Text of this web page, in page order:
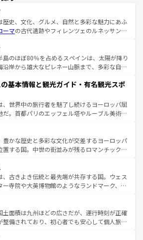
歴史、文化、グルメ、自然と多彩な魅力にあふ
ーマの古代遺跡やフィレンツェのルネッサンス
カーナの美しい田園風景やアマルフィ海岸の絶
然景観も見逃せない。観光の合間には、本場の
タなど、絶品のイタリア料理を堪能することも
るイタリアで、忘れられない旅をしてみよう！
のイタリア情報は
島のほぼ80％を占めるスペインは、太陽が降り
沿岸から雄大なピレネー山脈まで、多彩な自然
くこの国では、情熱的なフラメンコ、熱気あふ
そして美味しいタパスが生活の一部となってい
ドリードの洗練された雰囲気や、バルセロナの
れた街角から、地方では古代ローマ遺跡や中世
によって風土や気候が異なるスペインはその個
性で訪れる人を魅了する。 なお、新着のスペイン情報は コ
覧を参照してほしい。
基本情報と観光ガイド・有名観光スポ
、世界中の旅行者を魅了し続けるヨーロッパ屈
だ。首都パリのエッフェル塔やルーブル美術館
魅力が詰まっている。華麗な宮殿、歴史的な大
いビーチ、そして豊かな自然が、訪れる者を心
る。また、フランスは美食の国としても知ら
ンパンの発祥地であるランス、プロヴァンスの
ベンダー畑など、多彩な楽しみ方が可能だ。さ
以外の地域にも魅力が溢れており、どの街角に
足を運ぶとそれぞれで全く異なる文化を体験で
きるだろう。 なお、新着のフランス情報はコンテンツ一覧
ほしい。
豊かな歴史と多彩な文化が交差するヨーロッパ
置する国。中世の街並みが残るロマンチック街
の国は、どこを歩いても飽きることがない。ベ
化的活気、バイエルン州のアルプスの絶景、そ
川沿いのワイン畑といった風景は必見。ビール
人にはぜひ体験してほしい。 なお、新着の
はコンテンツ一覧を参照してほしい。
、古きよき伝統と最先端が共存する国。ウェス
ー寺院や大英博物館のようなランドマーク、歴
異なる魅力がある。また、優雅なアフタヌーン
ール好きにはたまらない英国パブ、サッカー観
場だからこそできる体験も豊富。イギリスを旅
土面積は九州ほどの広さだが、運行時刻が正確
整備されており、初心者でも安心して個人旅行